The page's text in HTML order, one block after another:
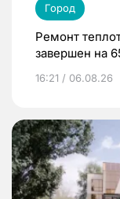
Город
Ремонт
завершен на
16:21 / 06.08.26